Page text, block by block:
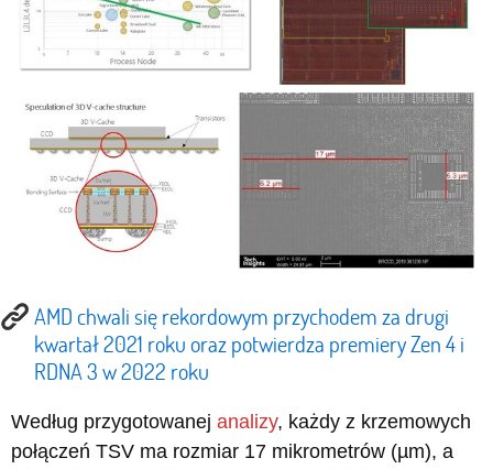
AMD chwali się rekordowym przychodem za drugi
kwartał 2021 roku oraz potwierdza premiery Zen 4 i
RDNA 3 w 2022 roku
Według przygotowanej analizy, każdy z krzemowych
połączeń TSV ma rozmiar 17 mikrometrów (µm), a